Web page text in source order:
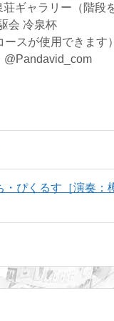
ギャラリー（階段
会 冷泉杯
ースが使用できます
・ぴくるす［演奏